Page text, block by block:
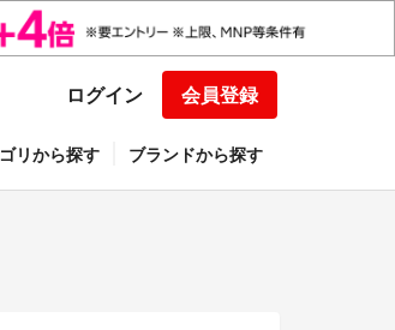
ログイン 会員登録
リから探す ブランドから探す